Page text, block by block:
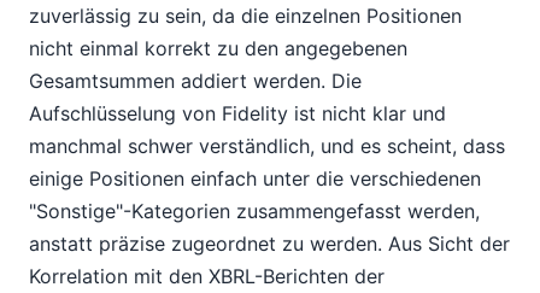
zuverlässig zu sein, da die einzelnen Positionen
nicht einmal korrekt zu den angegebenen
Gesamtsummen addiert werden. Die
Aufschlüsselung von Fidelity ist nicht klar und
manchmal schwer verständlich, und es scheint, dass
einige Positionen einfach unter die verschiedenen
"Sonstige"-Kategorien zusammengefasst werden,
anstatt präzise zugeordnet zu werden. Aus Sicht der
Korrelation mit den XBRL-Berichten der